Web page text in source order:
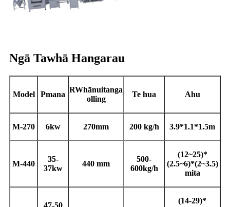
Ngā Tawhā Hangarau
Model Pmana
RWhānuitanga
olling
Te hua Ahu
M-270 6kw 270mm 200 kg/h 3.9*1.1*1.5m
M-440
35-
37kw
440 mm
500-
600kg/h
(12~25)*
(2.5~6)*(2~3.5)
mita
47-50
(14-29)*